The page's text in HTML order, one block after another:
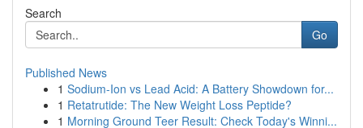
Search
Go
Published News
1 Sodium-Ion vs Lead Acid: A Battery Showdown for...
1 Retatrutide: The New Weight Loss Peptide?
1 Morning Ground Teer Result: Check Today's Winni...